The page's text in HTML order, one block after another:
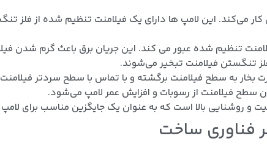
می‌کند. این لامپ ها دارای یک فیلامنت تنظیم شده از فلز
تنظیم شده عبور می‌ کند. این جریان برق باعث گرم شدن
تنگستن فیلامنت تبخیر می‌شوند.
بخار به سطح فیلامنت برگشته و با تماس با سطح سردتر
فیلامنت از رسوبات و افزایش عمر لامپ می‌شود.
و روشنایی بالا است که به عنوان یک جایگزین مناسب برای
فناوری ساخت